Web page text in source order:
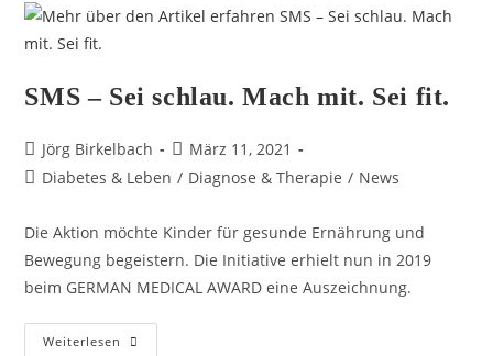
SMS – Sei schlau. Mach mit. Sei fit.
Jörg Birkelbach
März 11, 2021
Diabetes & Leben / Diagnose & Therapie / News
Die Aktion möchte Kinder für gesunde Ernährung und
Bewegung begeistern. Die Initiative erhielt nun in 2019
beim GERMAN MEDICAL AWARD eine Auszeichnung.
Weiterlesen